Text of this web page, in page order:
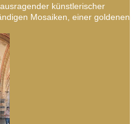
künstlerischer
Mosaiken, einer goldenen